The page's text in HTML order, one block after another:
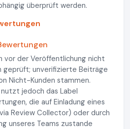
überprüft werden.
vor der Veröffentlichung nicht
geprüft; unverifizierte Beiträge
Nicht-Kunden stammen.
nutzt jedoch das Label
die auf Einladung eines
Review Collector) oder durch
unseres Teams zustande